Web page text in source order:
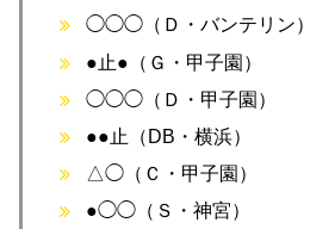
◯◯◯（Ｄ・バンテリン）
●止●（Ｇ・甲子園）
◯◯◯（Ｄ・甲子園）
●●止（DB・横浜）
△◯（Ｃ・甲子園）
●◯◯（Ｓ・神宮）